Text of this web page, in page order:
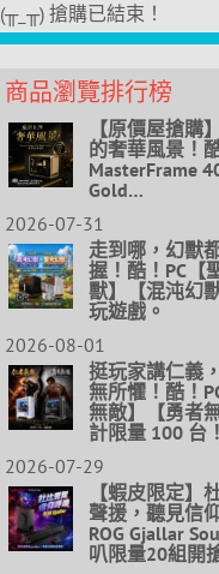
(╥_╥) 搶購已結束！
商品瀏覽排行榜
【原價屋搶購
的奢華風景！
MasterFrame
Gold…
2026-07-31
走到哪，幻獸
握！酷！PC【
獸】【混沌幻
玩遊戲。
2026-08-01
挺玩家講仁義
無所懼！酷！
無敵】【勇者
計限量 100 台！
2026-07-29
【蝦皮限定】
聲援，聽見信
ROG Gjallar
叭限量20組開